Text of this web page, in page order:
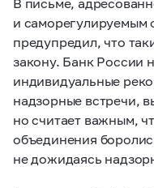
и саморегулируемым
предупредил, что
закону. Банк России
индивидуальные
надзорные встречи,
но считает важным,
объединения
не дожидаясь